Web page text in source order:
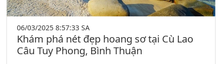
06/03/2025 8:57:33 SA
Khám phá nét đẹp hoang sơ tại Cù Lao
Câu Tuy Phong, Bình Thuận